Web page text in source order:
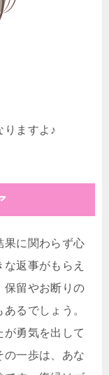
りますよ♪
果に関わらず心
返事がもらえ
保留やお断りの
るでしょう。
が勇気を出して
の一歩は、あな